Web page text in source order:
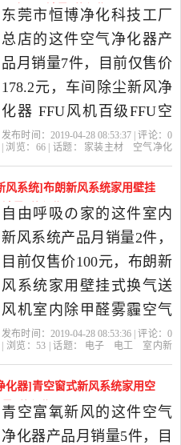
内新风系统，由广东 中山
发货。
级F月销量7件仅售178.2元
东莞市恒博净化科技工厂
总店的这件空气净化器产
品月销量7件，目前仅售价
178.2元，车间除尘新风净
化器 FFU风机百级FFU空
气净化器工业FFU高效过滤
化科技工厂总店精选家装
主材当中性价比很高的空
气净化器，由广东 东莞发
货。
发布时间：2019-04-28 08:53:37 | 评论： 0
| 浏览： 66| 话题： 家装主材
空气净化
风系统]布朗新风系统家用壁挂
量2件仅售100元
自由呼吸の家的这件室内
新风系统产品月销量2件，
目前仅售价100元，布朗新
风系统家用壁挂式换气送
风机室内除甲醛雾霾空气
净化器促销是2019年自由
中性价比很高的室内新风
系统，由北京发货。
发布时间：2019-04-28 08:53:36 | 评论： 0
| 浏览：53 | 话题： 电子 电工
室内新
化器]青空窗式新风系统家用空
5件仅售2559.2元
青空富氧新风的这件空气
净化器产品月销量5件，目